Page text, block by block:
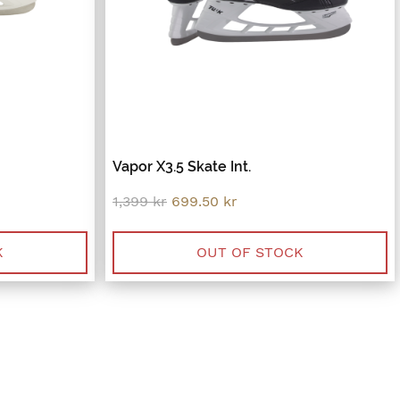
Vapor X3.5 Skate Int.
1,399kr Original
was:
1,399 kr.
699.50 kr
is:
699.50 kr.
OUT OF STOCK